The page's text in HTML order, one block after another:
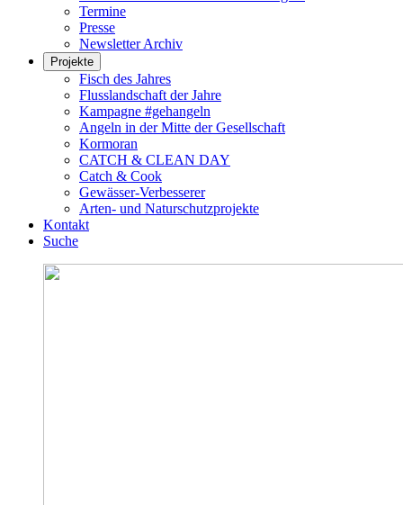
Termine
Presse
Newsletter Archiv
Projekte
Fisch des Jahres
Flusslandschaft der Jahre
Kampagne #gehangeln
Angeln in der Mitte der Gesellschaft
Kormoran
CATCH & CLEAN DAY
Catch & Cook
Gewässer-Verbesserer
Arten- und Naturschutzprojekte
Kontakt
Suche